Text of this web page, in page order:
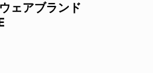
ェアブランド